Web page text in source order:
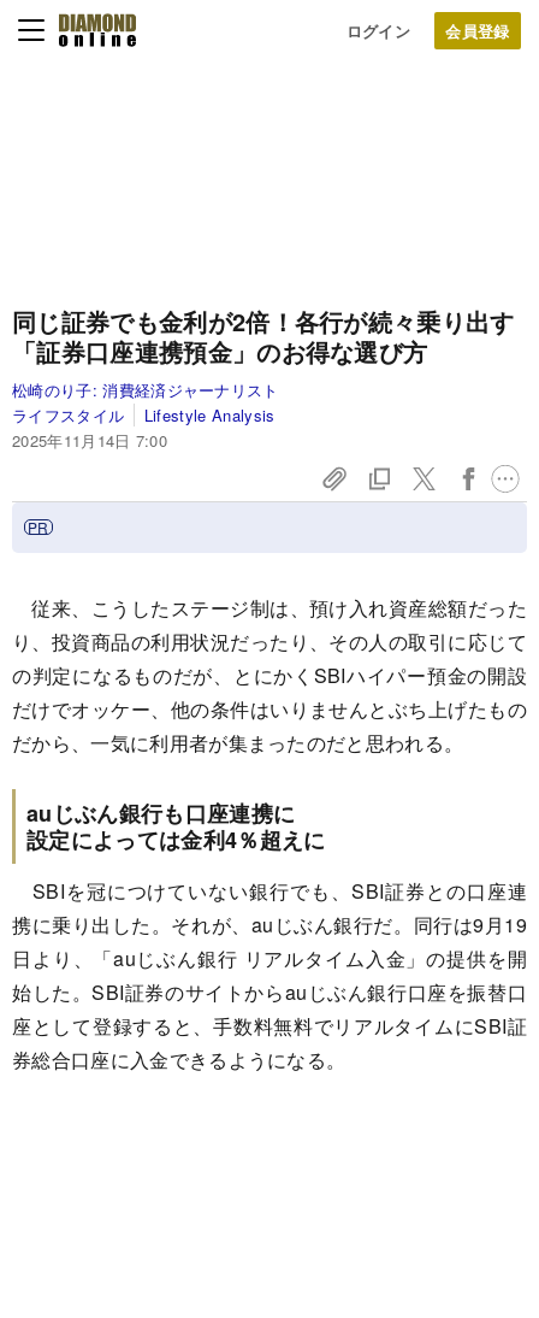
ログイン
同じ証券でも金利が2倍！各行が続々乗り出す
「証券口座連携預金」のお得な選び方
松崎のり子:消費経済ジャーナリスト
ライフスタイル
Lifestyle Analysis
2025年11月14日 7:00
従来、こうしたステージ制は、預け入れ資産総額だった
り、投資商品の利用状況だったり、その人の取引に応じて
の判定になるものだが、とにかくSBIハイパー預金の開設
だけでオッケー、他の条件はいりませんとぶち上げたもの
だから、一気に利用者が集まったのだと思われる。
auじぶん銀行も口座連携に
設定によっては金利4％超えに
SBIを冠につけていない銀行でも、SBI証券との口座連
携に乗り出した。それが、auじぶん銀行だ。同行は9月19
日より、「auじぶん銀行 リアルタイム入金」の提供を開
始した。SBI証券のサイトからauじぶん銀行口座を振替口
座として登録すると、手数料無料でリアルタイムにSBI証
券総合口座に入金できるようになる。